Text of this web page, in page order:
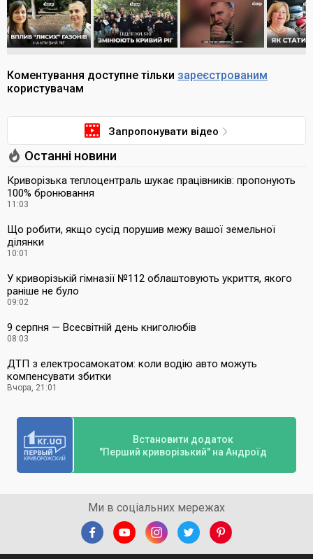
Коментування доступне тільки зареєстрованим
користувачам
Запропонувати відео
Останні новини
Криворізька теплоцентраль шукає працівників: пропонують
100% бронювання
11:03
Що робити, якщо сусід порушив межу вашої земельної
ділянки
10:01
У криворізькій гімназії №112 облаштовують укриття, якого
раніше не було
09:02
9 серпня — Всесвітній день книголюбів
08:03
ДТП з електросамокатом: коли водію авто можуть
компенсувати збитки
Вчора, 21:01
Встановити додаток
"Перший криворізький" на Андроїд
Ми в соціальних мережах